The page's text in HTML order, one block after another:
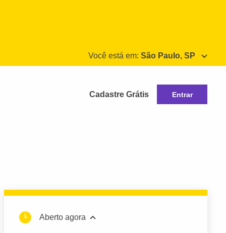
Você está em: São Paulo, SP
Cadastre Grátis Entrar
Aberto agora